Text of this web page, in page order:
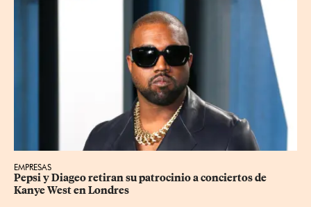
EMPRESAS
Pepsi y Diageo retiran su patrocinio a conciertos de
Kanye West en Londres